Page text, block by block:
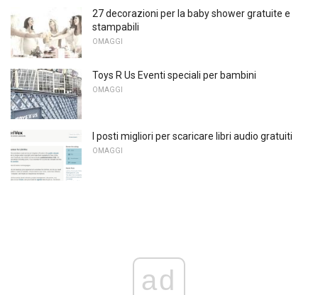
27 decorazioni per la baby shower gratuite e
stampabili
OMAGGI
Toys R Us Eventi speciali per bambini
OMAGGI
I posti migliori per scaricare libri audio gratuiti
OMAGGI
ad